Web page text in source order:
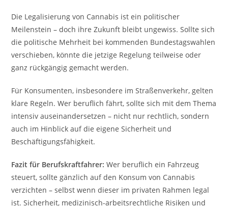
Die Legalisierung von Cannabis ist ein politischer
Meilenstein – doch ihre Zukunft bleibt ungewiss. Sollte sich
die politische Mehrheit bei kommenden Bundestagswahlen
verschieben, könnte die jetzige Regelung teilweise oder
ganz rückgängig gemacht werden.
Für Konsumenten, insbesondere im Straßenverkehr, gelten
klare Regeln. Wer beruflich fährt, sollte sich mit dem Thema
intensiv auseinandersetzen – nicht nur rechtlich, sondern
auch im Hinblick auf die eigene Sicherheit und
Beschäftigungsfähigkeit.
Fazit für Berufskraftfahrer: Wer beruflich ein Fahrzeug
steuert, sollte gänzlich auf den Konsum von Cannabis
verzichten – selbst wenn dieser im privaten Rahmen legal
ist. Sicherheit, medizinisch-arbeitsrechtliche Risiken und